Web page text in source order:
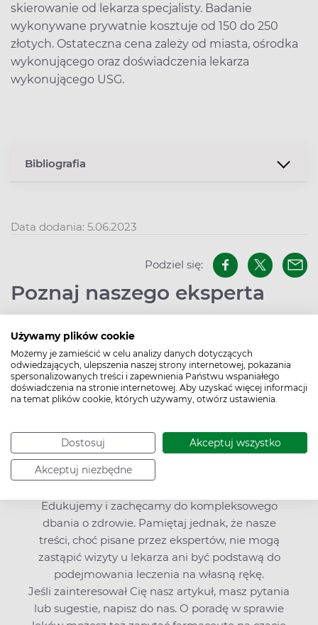
Używamy plików cookie
Możemy je zamieścić w celu analizy danych dotyczących
odwiedzających, ulepszenia naszej strony internetowej, pokazania
spersonalizowanych treści i zapewnienia Państwu wspaniałego
doświadczenia na stronie internetowej. Aby uzyskać więcej informacji
na temat plików cookie, których używamy, otwórz ustawienia.
Dostosuj Akceptuj wszystko
Akceptuj niezbędne
skierowanie od lekarza specjalisty. Badanie
wykonywane prywatnie kosztuje od 150 do 250
złotych. Ostateczna cena zależy od miasta, ośrodka
wykonującego oraz doświadczenia lekarza
wykonującego USG.
Bibliografia
Data dodania: 5.06.2023
Podziel się:
Poznaj naszego eksperta
W Apteline.pl nie tylko zarezerwujesz leki,
suplementy diety, kosmetyki, testy diagnostyczne
i sprzęt medyczny, ale znajdziesz także bogatą
Edukujemy i zachęcamy do kompleksowego
dbania o zdrowie. Pamiętaj jednak, że nasze
treści, choć pisane przez ekspertów, nie mogą
zastąpić wizyty u lekarza ani być podstawą do
podejmowania leczenia na własną rękę.
Jeśli zainteresował Cię nasz artykuł, masz pytania
lub sugestie, napisz do nas. O poradę w sprawie